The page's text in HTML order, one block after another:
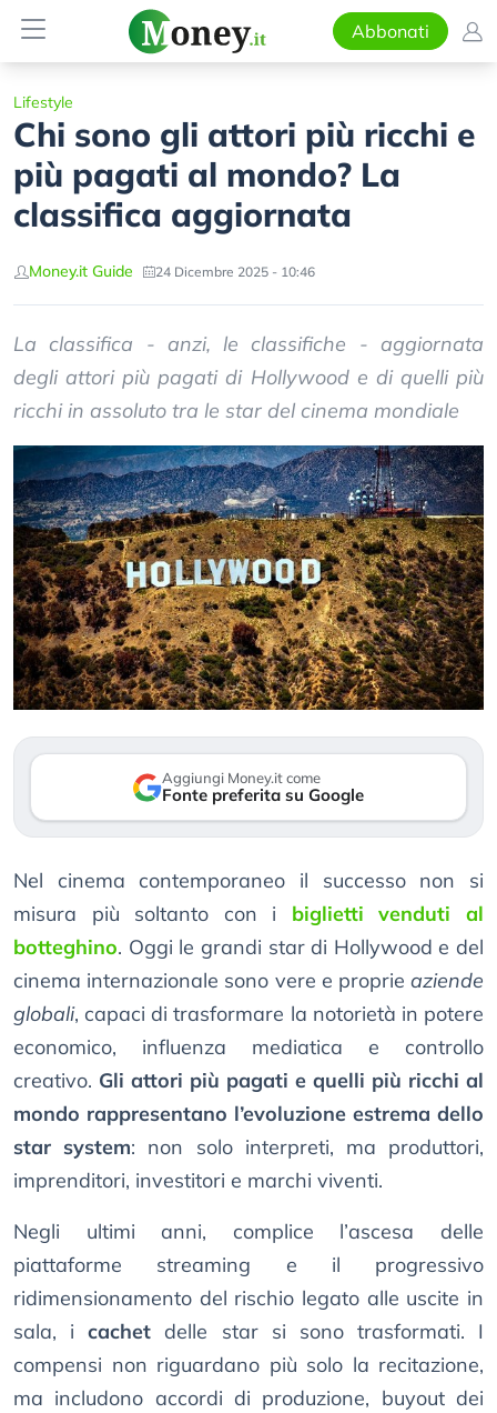
Abbonati
Lifestyle
Chi sono gli attori più ricchi e
più pagati al mondo? La
classifica aggiornata
Money.it Guide 24 Dicembre 2025 - 10:46
La classifica - anzi, le classifiche - aggiornata
degli attori più pagati di Hollywood e di quelli più
ricchi in assoluto tra le star del cinema mondiale
Aggiungi Money.it come
Fonte preferita su Google
Nel cinema contemporaneo il successo non si
misura più soltanto con i biglietti venduti al
botteghino. Oggi le grandi star di Hollywood e del
cinema internazionale sono vere e proprie aziende
globali, capaci di trasformare la notorietà in potere
economico, influenza mediatica e controllo
creativo. Gli attori più pagati e quelli più ricchi al
mondo rappresentano l’evoluzione estrema dello
star system: non solo interpreti, ma produttori,
imprenditori, investitori e marchi viventi.
Negli ultimi anni, complice l’ascesa delle
piattaforme streaming e il progressivo
ridimensionamento del rischio legato alle uscite in
sala, icachet delle star si sono trasformati. I
compensi non riguardano più solo la recitazione,
ma includono accordi di produzione, buyout dei